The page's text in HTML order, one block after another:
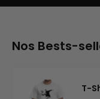
Nos Bests-
T-